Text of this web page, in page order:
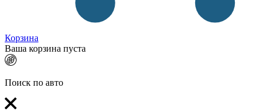
Корзина
Ваша корзина пуста
Поиск по авто